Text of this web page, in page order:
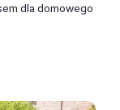
dla domowego